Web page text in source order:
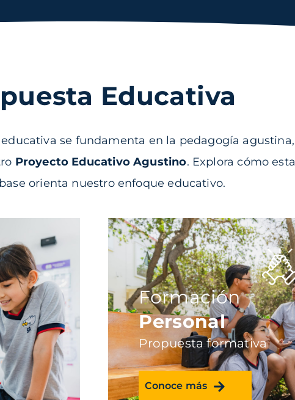
Educativa
se fundamenta en la pedagogía agustina,
Proyecto Educativo Agustino. Explora cómo esta
orienta nuestro enfoque educativo.
Formación
Personal
Propuesta formativa
Conoce más